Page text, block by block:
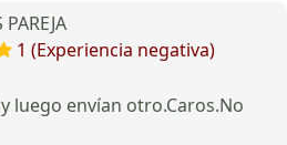
1 (Experiencia negativa)
luego envían otro.Caros.No